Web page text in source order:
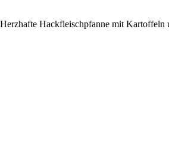
Herzhafte Hackfleischpfanne mit Kartoffeln